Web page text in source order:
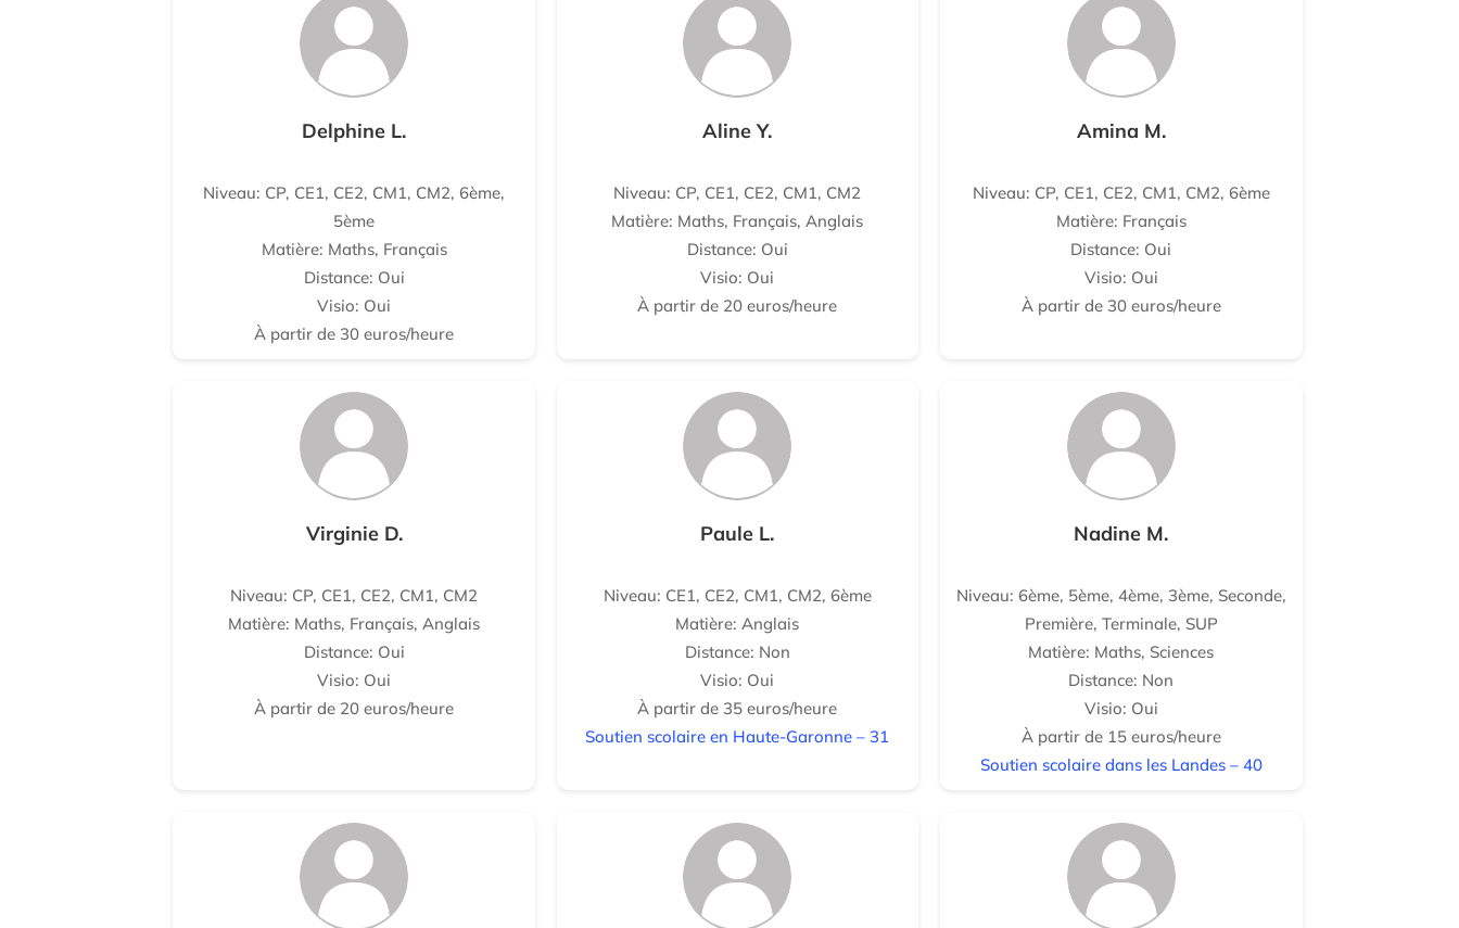
Delphine L.
Niveau: CP, CE1, CE2, CM1, CM2, 6ème,
5ème
Matière: Maths, Français
Distance: Oui
Visio: Oui
À partir de 30 euros/heure
Aline Y.
Niveau: CP, CE1, CE2, CM1, CM2
Matière: Maths, Français, Anglais
Distance: Oui
Visio: Oui
À partir de 20 euros/heure
Amina M.
Niveau: CP, CE1, CE2, CM1, CM2, 6ème
Matière: Français
Distance: Oui
Visio: Oui
À partir de 30 euros/heure
Virginie D.
Niveau: CP, CE1, CE2, CM1, CM2
Matière: Maths, Français, Anglais
Distance: Oui
Visio: Oui
À partir de 20 euros/heure
Paule L.
Niveau: CE1, CE2, CM1, CM2, 6ème
Matière: Anglais
Distance: Non
Visio: Oui
À partir de 35 euros/heure
Soutien scolaire en Haute-Garonne – 31
Nadine M.
Niveau: 6ème, 5ème, 4ème, 3ème, Seconde,
Première, Terminale, SUP
Matière: Maths, Sciences
Distance: Non
Visio: Oui
À partir de 15 euros/heure
Soutien scolaire dans les Landes – 40